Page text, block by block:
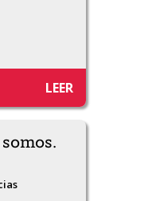
LEER